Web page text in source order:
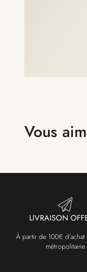
Vous
LIVRAISON
À partir de 100€ d'achat
métropolitaine